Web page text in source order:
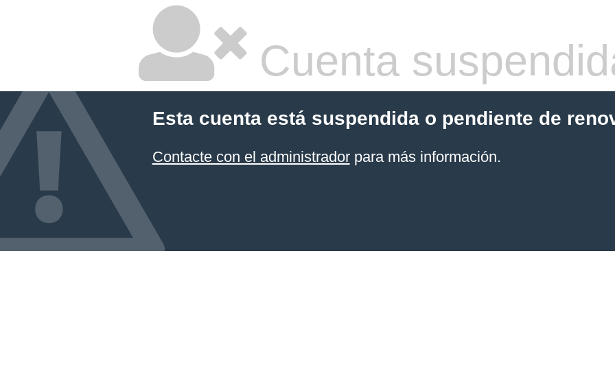
Cuenta
Esta cuenta está suspendida o pendiente de
Contacte con el administradorpara más información.